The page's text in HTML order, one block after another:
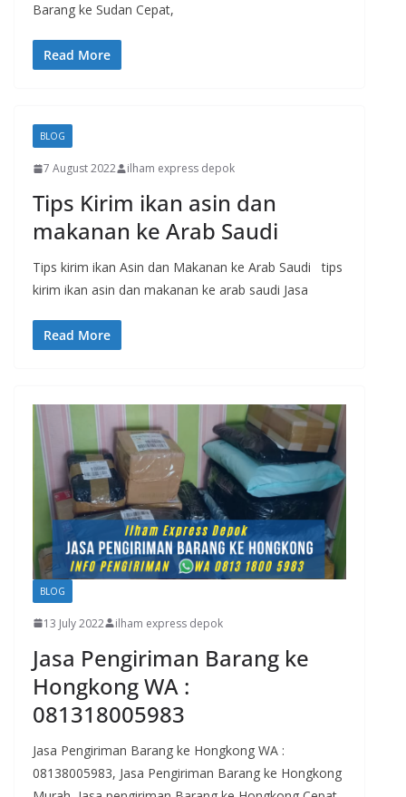
Barang ke Sudan Cepat,
Read More
BLOG
7 August 2022 ilham express depok
Tips Kirim ikan asin dan
makanan ke Arab Saudi
Tips kirim ikan Asin dan Makanan ke Arab Saudi tips
kirim ikan asin dan makanan ke arab saudi Jasa
Read More
BLOG
13 July 2022 ilham express depok
Jasa Pengiriman Barang ke
Hongkong WA :
081318005983
Jasa Pengiriman Barang ke Hongkong WA :
08138005983, Jasa Pengiriman Barang ke Hongkong